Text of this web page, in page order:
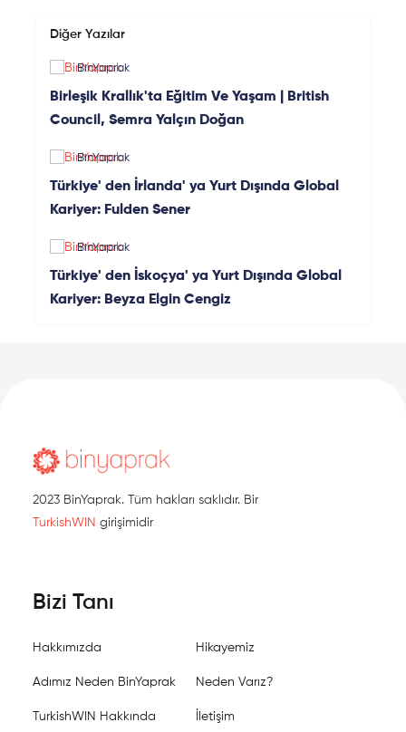
Diğer Yazılar
BinYaprak
Birleşik Krallık'ta Eğitim Ve Yaşam | British
Council, Semra Yalçın Doğan
BinYaprak
Türkiye' den İrlanda' ya Yurt Dışında Global
Kariyer: Fulden Sener
BinYaprak
Türkiye' den İskoçya' ya Yurt Dışında Global
Kariyer: Beyza Elgin Cengiz
2023 BinYaprak. Tüm hakları saklıdır. Bir
TurkishWIN girişimidir
Bizi Tanı
Hakkımızda Hikayemiz
Adımız Neden BinYaprak Neden Varız?
TurkishWIN Hakkında İletişim